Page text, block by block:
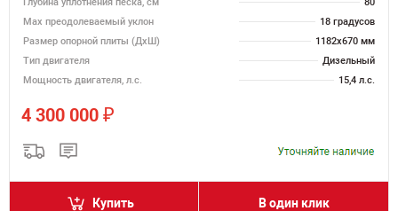
Max преодолеваемый уклон
18 градусов
Размер опорной плиты (ДхШ)
1182х670 мм
Тип двигателя
Дизельный
Мощность двигателя, л.с.
15,4 л.с.
4 300 000 ₽
Купить В один клик